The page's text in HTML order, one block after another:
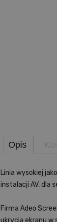
Opis
Linia wysokiej
instalacji AV, dla
Firma Adeo
ukrycia ekranu w